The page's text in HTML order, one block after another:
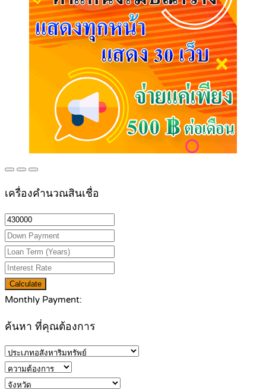
เครื่องคำนวณสินเชื่อ
Calculate
Monthly Payment:
ค้นหา ที่คุณต้องการ